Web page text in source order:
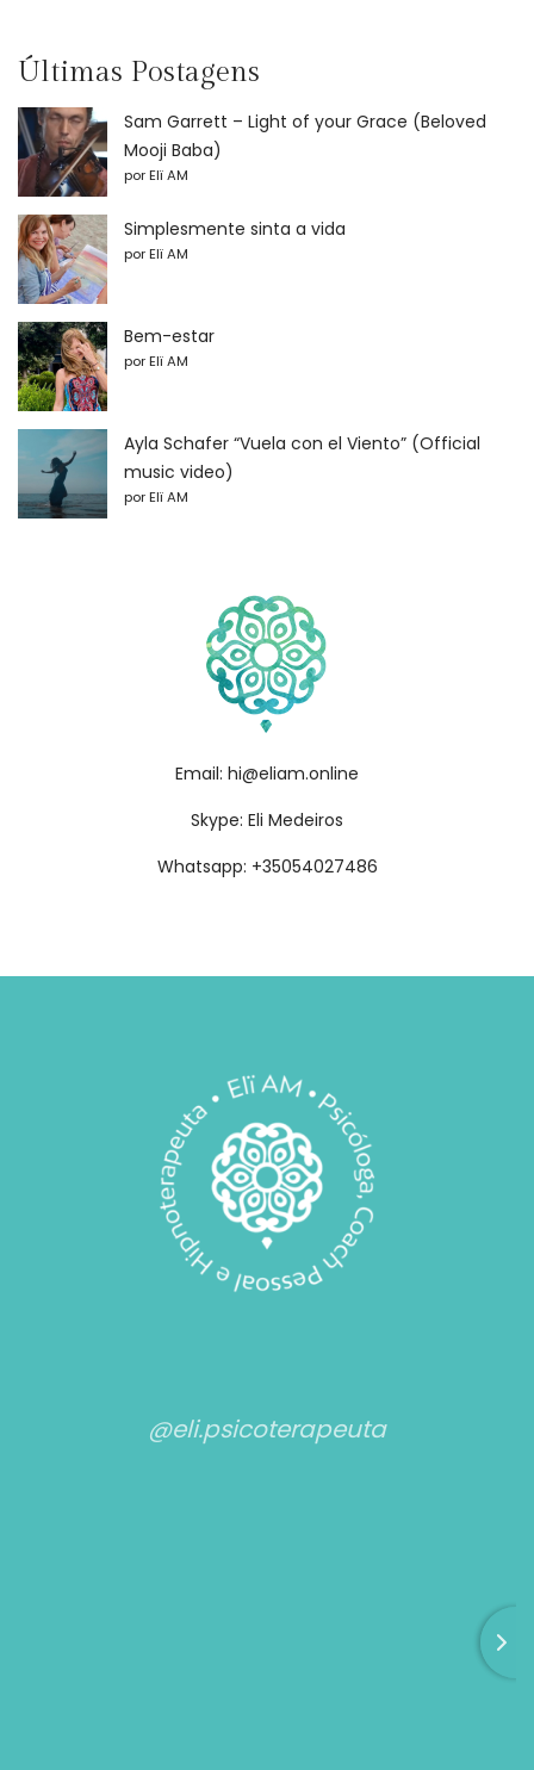
Últimas Postagens
Sam Garrett – Light of your Grace (Beloved
Mooji Baba)
por Elï AM
Simplesmente sinta a vida
por Elï AM
Bem-estar
por Elï AM
Ayla Schafer “Vuela con el Viento” (Official
music video)
por Elï AM
Email: hi@eliam.online
Skype: Eli Medeiros
Whatsapp: +35054027486
@eli.psicoterapeuta